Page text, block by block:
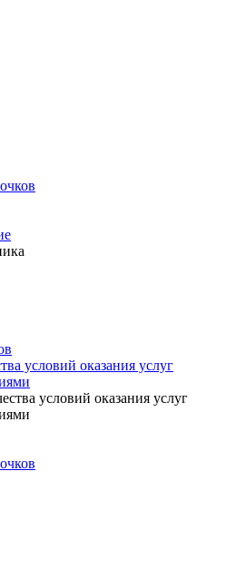
условий оказания услуг